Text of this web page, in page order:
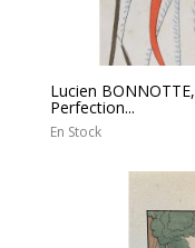
Lucien BONNOTTE,
Perfection...
En Stock